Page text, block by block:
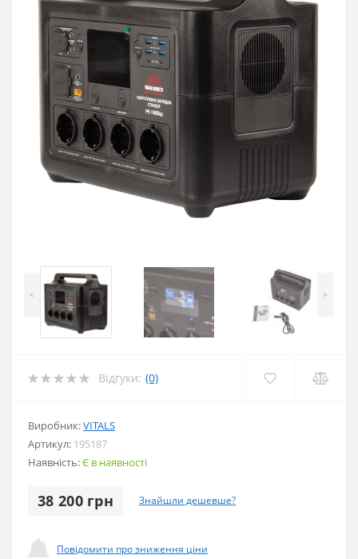
< >
Відгуки: (0)
Виробник:VITALS
Артикул: 195187
Наявність:Є в наявності
38 200 грн Знайшли дешевше?
Повідомити про зниження ціни